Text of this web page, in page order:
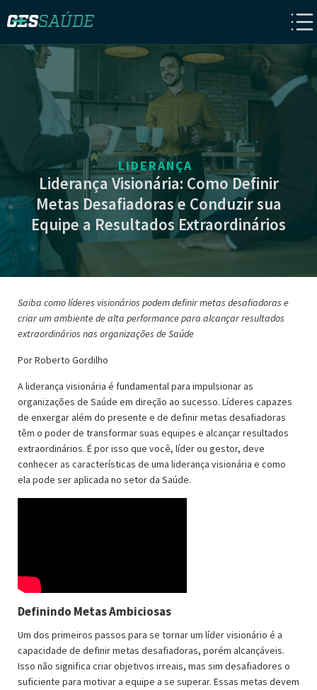
LIDERANÇA
Liderança Visionária: Como Definir
Metas Desafiadoras e Conduzir sua
Equipe a Resultados Extraordinários
Saiba como líderes visionários podem definir metas desafiadoras e
criar um ambiente de alta performance para alcançar resultados
extraordinários nas organizações de Saúde
Por Roberto Gordilho
A liderança visionária é fundamental para impulsionar as
organizações de Saúde em direção ao sucesso. Líderes capazes
de enxergar além do presente e de definir metas desafiadoras
têm o poder de transformar suas equipes e alcançar resultados
extraordinários. É por isso que você, líder ou gestor, deve
conhecer as características de uma liderança visionária e como
ela pode ser aplicada no setor da Saúde.
Definindo Metas Ambiciosas
Um dos primeiros passos para se tornar um líder visionário é a
capacidade de definir metas desafiadoras, porém alcançáveis.
Isso não significa criar objetivos irreais, mas sim desafiadores o
suficiente para motivar a equipe a se superar. Essas metas devem